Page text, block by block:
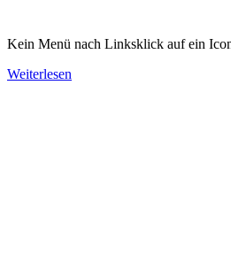
Kein Menü nach Linksklick auf ein
Weiterlesen